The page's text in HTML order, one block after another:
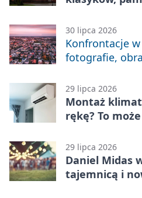
30 lipca 2026
Konfrontacje w
fotografie,
29 lipca 2026
Montaż
rękę? To
29 lipca 2026
Daniel Midas
tajemnicą i